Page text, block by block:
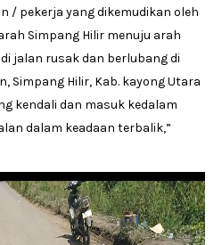
/ pekerja yang dikemudikan oleh
Simpang Hilir menuju arah
jalan rusak dan berlubang di
Simpang Hilir, Kab. kayong Utara
kendali dan masuk kedalam
dalam keadaan terbalik,”